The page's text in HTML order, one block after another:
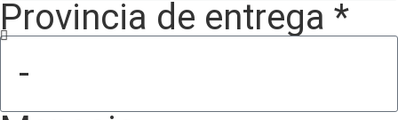
Provincia de entrega *